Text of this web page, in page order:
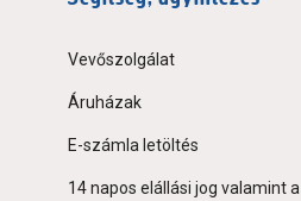
Vevőszolgálat
Áruházak
E-számla letöltés
14 napos elállási jog valamint a